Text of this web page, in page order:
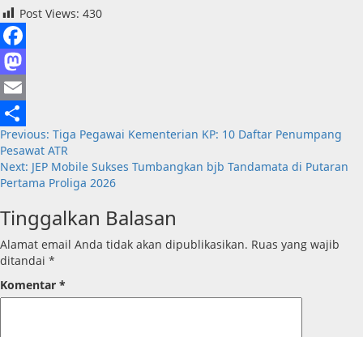
Post Views: 430
Facebook
Mastodon
Email
Share
Post
navigation
Previous: Tiga Pegawai Kementerian KP: 10 Daftar Penumpang
Pesawat ATR
Next: JEP Mobile Sukses Tumbangkan bjb Tandamata di Putaran
Pertama Proliga 2026
Tinggalkan Balasan
Alamat email Anda tidak akan dipublikasikan. Ruas yang wajib
ditandai *
Komentar *